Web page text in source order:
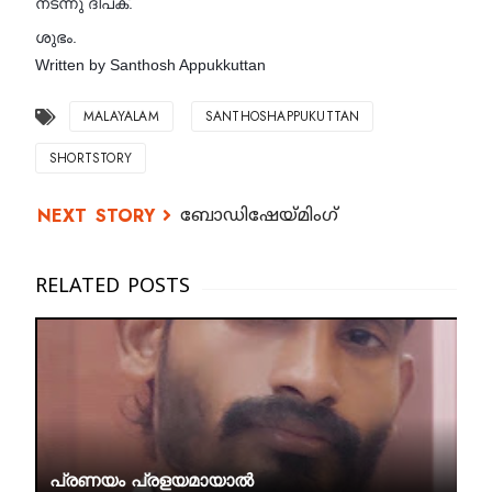
നടന്നു ദീപക്.
ശുഭം.
Written by Santhosh Appukkuttan
MALAYALAM SANTHOSHAPPUKUTTAN
SHORTSTORY
ബോഡിഷേയ്‌മിംഗ്‌
പ്രണയം പ്രളയമായാല്‍